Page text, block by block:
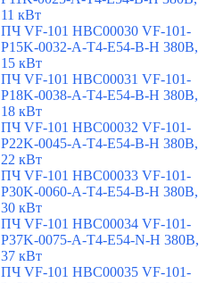
11 кВт
ПЧ VF-101 HBC00030 VF-101-
P15K-0032-A-T4-E54-B-H 380В,
15 кВт
ПЧ VF-101 HBC00031 VF-101-
P18K-0038-A-T4-E54-B-H 380В,
18 кВт
ПЧ VF-101 HBC00032 VF-101-
P22K-0045-A-T4-E54-B-H 380В,
22 кВт
ПЧ VF-101 HBC00033 VF-101-
P30K-0060-A-T4-E54-B-H 380В,
30 кВт
ПЧ VF-101 HBC00034 VF-101-
P37K-0075-A-T4-E54-N-H 380В,
37 кВт
ПЧ VF-101 HBC00035 VF-101-